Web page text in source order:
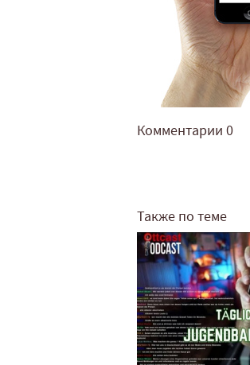
Комментарии 0
Также по теме